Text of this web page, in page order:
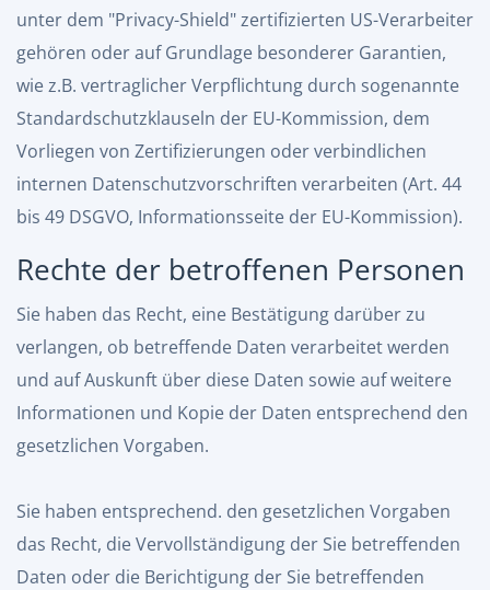
unter dem "Privacy-Shield" zertifizierten US-Verarbeiter
gehören oder auf Grundlage besonderer Garantien,
wie z.B. vertraglicher Verpflichtung durch sogenannte
Standardschutzklauseln der EU-Kommission, dem
Vorliegen von Zertifizierungen oder verbindlichen
internen Datenschutzvorschriften verarbeiten (Art. 44
bis 49 DSGVO, Informationsseite der EU-Kommission).
Rechte der betroffenen Personen
Sie haben das Recht, eine Bestätigung darüber zu
verlangen, ob betreffende Daten verarbeitet werden
und auf Auskunft über diese Daten sowie auf weitere
Informationen und Kopie der Daten entsprechend den
gesetzlichen Vorgaben.
Sie haben entsprechend. den gesetzlichen Vorgaben
das Recht, die Vervollständigung der Sie betreffenden
Daten oder die Berichtigung der Sie betreffenden